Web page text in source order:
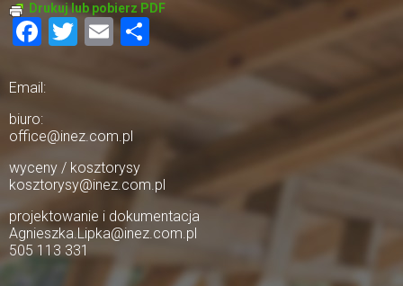
Drukuj lub pobierz PDF
Facebook
Twitter
Email
Share
Email:
biuro:
office@inez.com.pl
wyceny / kosztorysy
kosztorysy@inez.com.pl
projektowanie i dokumentacja
Agnieszka.Lipka@inez.com.pl
505 113 331